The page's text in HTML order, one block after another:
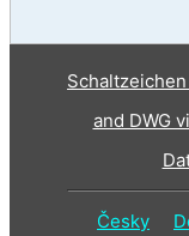
and DWG
Česky